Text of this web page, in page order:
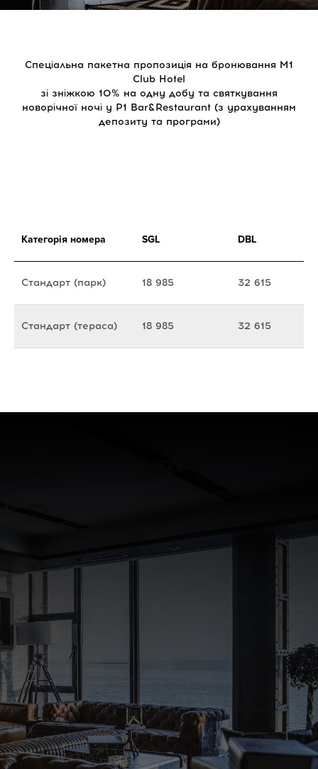
Спеціальна пакетна пропозиція на бронювання M1
Club Hotel
зі зніжкою 10% на одну добу та святкування
новорічної ночі у P1 Bar&Restaurant (з урахуванням
депозиту та програми)
Категорія номера SGL DBL
Стандарт (парк) 18 985 32 615
Стандарт (тераса) 18 985 32 615